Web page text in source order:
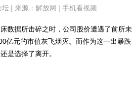
坛| 来源：解放网 | 手机看视频
据所击碎之时，公司股价遭遇了前所未
亿元的市值灰飞烟灭。而作为这一出暴跌
是选择了离开。